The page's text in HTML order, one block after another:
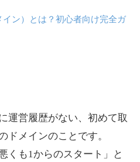
を見る
ン）とは？初心者向け完全ガ
運営履歴がない、初めて取
ドメインのことです。
くも1からのスタート」と